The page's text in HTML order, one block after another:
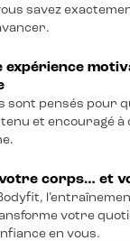
savez
expérience
sont pensés pour
et encouragé
corps… et
votre
en vous.